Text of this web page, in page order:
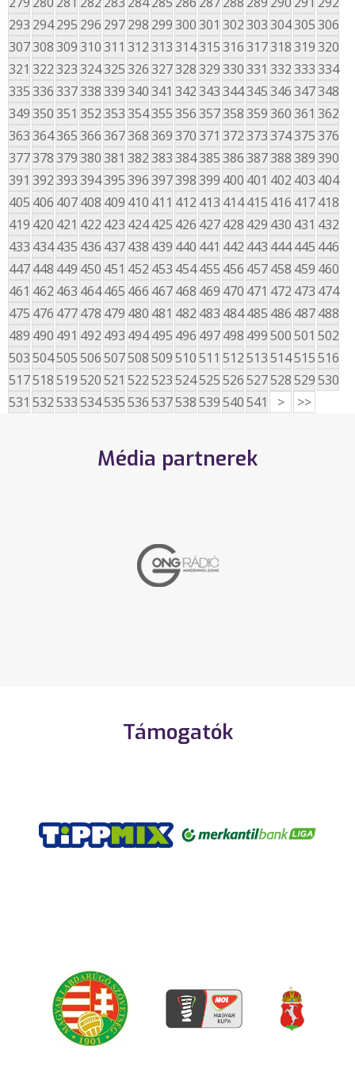
293 294295 296 297298 299300301 302303304305306
307308309310311 312313314315316317318319320
321 322323324325326327328329330331 332333334
335336337338339340341 342343344345346347348
349350351 352353354355356357358359360361 362
363364365366367368369370371 372373374375376
377378379380381 382383384385386387388389390
391 392393394395396397398399 400 401 402 403 404
405 406 407408 409 410 411 412 413 414415 416 417418
419 420 421 422 423 424425 426 427428 429 430 431 432
433 434435 436 437438 439 440 441 442 443 444445 446
447448 449 450 451 452 453 454455 456 457458 459 460
461 462 463 464465 466 467468 469 470 471 472 473 474
475 476 477478 479 480 481 482 483 484485 486 487488
489 490 491 492 493 494495 496 497498 499500501 502
503504505506507508509510511 512513514515516
517518519520521 522523524525526527528529530
531 532533534535536537538539540541 > >>
Média partnerek
Támogatók